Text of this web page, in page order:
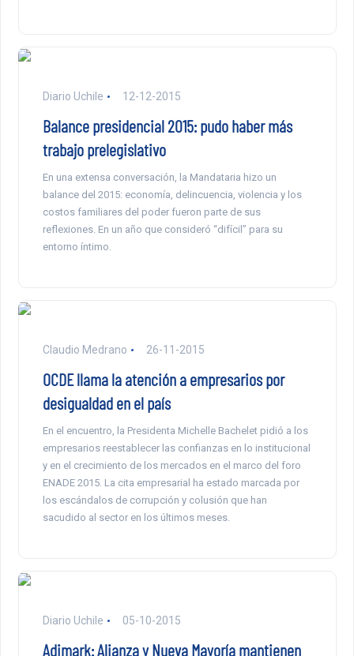
Diario Uchile 12-12-2015
Balance presidencial 2015: pudo haber más
trabajo prelegislativo
En una extensa conversación, la Mandataria hizo un
balance del 2015: economía, delincuencia, violencia y los
costos familiares del poder fueron parte de sus
reflexiones. En un año que consideró “difícil” para su
entorno íntimo.
Claudio Medrano 26-11-2015
OCDE llama la atención a empresarios por
desigualdad en el país
En el encuentro, la Presidenta Michelle Bachelet pidió a los
empresarios reestablecer las confianzas en lo institucional
y en el crecimiento de los mercados en el marco del foro
ENADE 2015. La cita empresarial ha estado marcada por
los escándalos de corrupción y colusión que han
sacudido al sector en los últimos meses.
Diario Uchile 05-10-2015
Adimark: Alianza y Nueva Mayoría mantienen